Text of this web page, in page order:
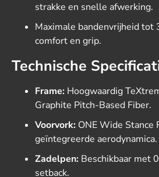
strakke en snelle afwerking.
Maximale bandenvrijheid tot
comfort en grip.
Technische
Frame: Hoogwaardig
Graphite Pitch-Based Fiber.
Voorvork: ONE Wide Stance
geïntegreerde aerodynamica.
Zadelpen: Beschikbaar met
setback.